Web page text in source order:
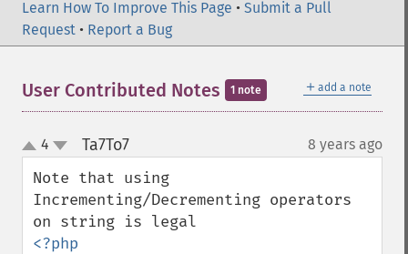
Learn How To Improve This Page • Submit a Pull
Request • Report a Bug
＋ add a note
User Contributed Notes 1 note
up
down
4 Ta7To7¶ 8 years ago
Note that using
Incrementing/Decrementing operators
<?php